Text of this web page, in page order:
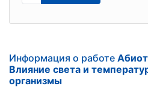
Информация о работе
Влияние света и
организмы